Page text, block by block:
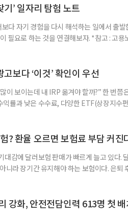
세 이상은 300명(12.3%)으로 집계됐다. 연
기’ 일자리 탐험 노트
다 자기 경험을 다시 해석하는 일에서 출
필요로 하는 것을 연결해보자. *참고 : 고
▷ 그중 내가 직접 해볼 만
고보다 ‘이것’ 확인이 우선
이 보이는데 내 IRP 옮겨야 할까?” 한 번쯤
익률과 낮은 수수료, 다양한 ETF(상장지수
익률은 눈에 잘 들어온다. 하지만 수익률
? 환율 오르면 보험료 부담 커진
대감에 달러보험 판매가 빠르게 늘고 있다.
니라 장기간 유지해야 하는 보험이다. 은퇴
인 2만2000건의 두 배를 웃도는 수준이다.
강화, 안전전담인력 613명 첫 배